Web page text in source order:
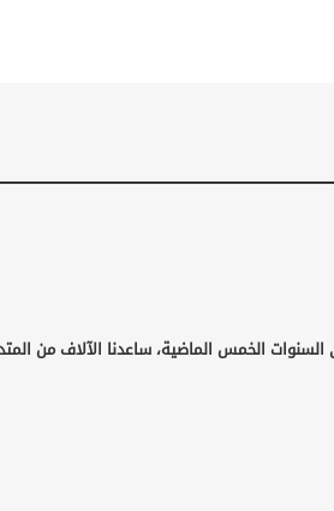
الخمس الماضية، ساعدنا الآلاف من